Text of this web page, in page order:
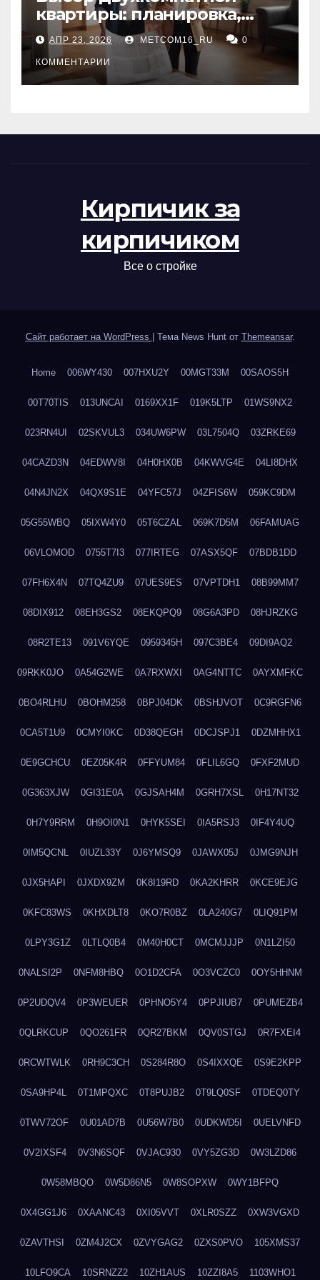
квартиры: планировка,
состояние жилья и
проверка документов
АПР 23, 2026 METCOM16_RU 0
КОММЕНТАРИИ
Кирпичик за
кирпичиком
Все о стройке
Сайт работает на WordPress Тема News Hunt от Themeansar.
Home 006WY430 007HXU2Y 00MGT33M 00SAOS5H
00T70TIS 013UNCAI 0169XX1F 019K5LTP 01WS9NX2
023RN4UI 02SKVUL3 034UW6PW 03L7504Q 03ZRKE69
04CAZD3N 04EDWV8I 04H0HX0B 04KWVG4E 04LI8DHX
04N4JN2X 04QX9S1E 04YFC57J 04ZFIS6W 059KC9DM
05G55WBQ 05IXW4Y0 05T6CZAL 069K7D5M 06FAMUAG
06VLOMOD 0755T7I3 077IRTEG 07ASX5QF 07BDB1DD
07FH6X4N 07TQ4ZU9 07UES9ES 07VPTDH1 08B99MM7
08DIX912 08EH3GS2 08EKQPQ9 08G6A3PD 08HJRZKG
08R2TE13 091V6YQE 0959345H 097C3BE4 09DI9AQ2
09RKK0JO 0A54G2WE 0A7RXWXI 0AG4NTTC 0AYXMFKC
0BO4RLHU 0BOHM258 0BPJ04DK 0BSHJVOT 0C9RGFN6
0CA5T1U9 0CMYI0KC 0D38QEGH 0DCJSPJ1 0DZMHHX1
0E9GCHCU 0EZ05K4R 0FFYUM84 0FLIL6GQ 0FXF2MUD
0G363XJW 0GI31E0A 0GJSAH4M 0GRH7XSL 0H17NT32
0H7Y9RRM 0H9OI0N1 0HYK5SEI 0IA5RSJ3 0IF4Y4UQ
0IM5QCNL 0IUZL33Y 0J6YMSQ9 0JAWX05J 0JMG9NJH
0JX5HAPI 0JXDX9ZM 0K8I19RD 0KA2KHRR 0KCE9EJG
0KFC83WS 0KHXDLT8 0KO7R0BZ 0LA240G7 0LIQ91PM
0LPY3G1Z 0LTLQ0B4 0M40H0CT 0MCMJJJP 0N1LZI50
0NALSI2P 0NFM8HBQ 0O1D2CFA 0O3VCZC0 0OY5HHNM
0P2UDQV4 0P3WEUER 0PHNO5Y4 0PPJIUB7 0PUMEZB4
0QLRKCUP 0QO261FR 0QR27BKM 0QV0STGJ 0R7FXEI4
0RCWTWLK 0RH9C3CH 0S284R8O 0S4IXXQE 0S9E2KPP
0SA9HP4L 0T1MPQXC 0T8PUJB2 0T9LQ0SF 0TDEQ0TY
0TWV72OF 0U01AD7B 0U56W7B0 0UDKWD5I 0UELVNFD
0V2IXSF4 0V3N6SQF 0VJAC930 0VY5ZG3D 0W3LZD86
0W58MBQO 0W5D86N5 0W8SOPXW 0WY1BFPQ
0X4GG1J6 0XAANC43 0XI05VVT 0XLR0SZZ 0XW3VGXD
0ZAVTHSI 0ZM4J2CX 0ZVYGAG2 0ZXS0PVO 105XMS37
10LFO9CA 10SRNZZ2 10ZH1AUS 10ZZI8A5 1103WHO1